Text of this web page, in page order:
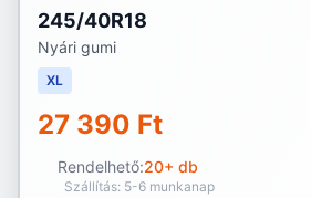
245/40R18
Nyári gumi
XL
27 390 Ft
Rendelhető:20+ db
Szállítás: 5-6 munkanap